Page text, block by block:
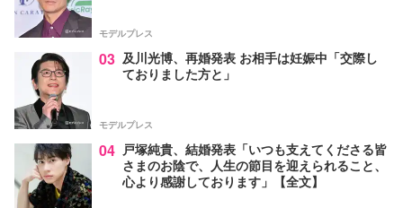
モデルプレス
03 及川光博、再婚発表 お相手は妊娠中「交際し
ておりました方と」
モデルプレス
04 戸塚純貴、結婚発表「いつも支えてくださる皆
さまのお陰で、人生の節目を迎えられること、
心より感謝しております」【全文】